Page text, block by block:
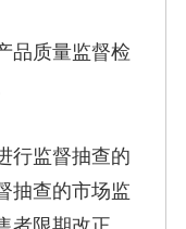
质量监督检
监督抽查的
抽查的市场监